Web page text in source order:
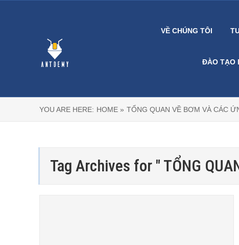
VỀ CHÚNG TÔI
ĐÀO TẠO
YOU ARE HERE: HOME » TỔNG QUAN VỀ BƠM VÀ CÁC
Tag Archives for " TỔNG